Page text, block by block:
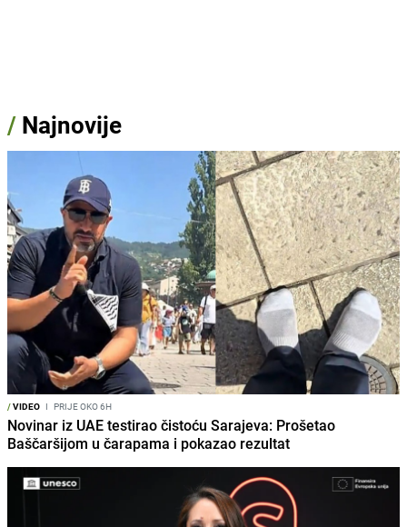
/ Najnovije
/VIDEO I PRIJE OKO 6H
Novinar iz UAE testirao čistoću Sarajeva: Prošetao
Baščaršijom u čarapama i pokazao rezultat